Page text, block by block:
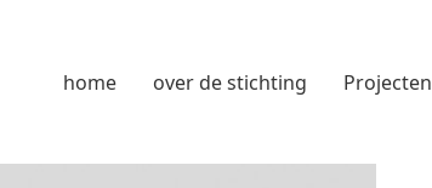
home over de stichting Projecten